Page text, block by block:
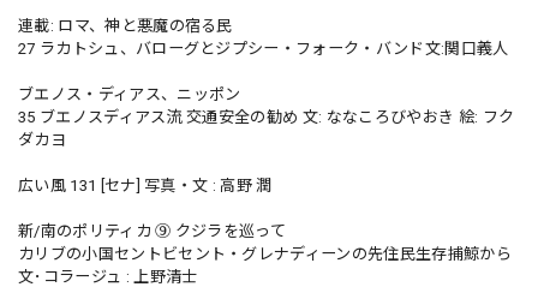
連載: ロマ、神と悪魔の宿る民
27 ラカトシュ、バローグとジプシー・フォーク・バンド文:関口義人
ブエノス・ディアス、ニッポン
35 ブエノスディアス流 交通安全の勧め 文: ななころびやおき 絵: フク
ダカヨ
広い風 131 [セナ] 写真・文 : 高野 潤
新/南のポリティカ ⑨ クジラを巡って
カリブの小国セントビセント・グレナディーンの先住民生存捕鯨から
文･コラージュ : 上野清士